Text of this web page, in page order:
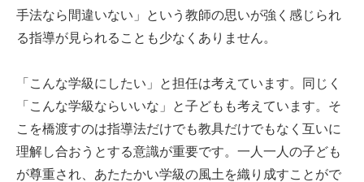
手法なら間違いない」という教師の思いが強く感じられ
る指導が見られることも少なくありません。
「こんな学級にしたい」と担任は考えています。同じく
「こんな学級ならいいな」と子どもも考えています。そ
こを橋渡すのは指導法だけでも教具だけでもなく互いに
理解し合おうとする意識が重要です。一人一人の子ども
が尊重され、あたたかい学級の風土を織り成すことがで